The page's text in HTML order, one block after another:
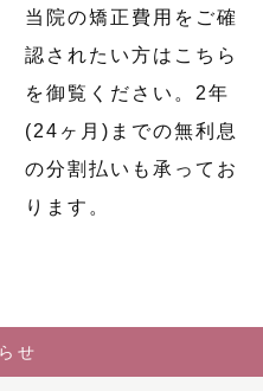
当院の矯正費用をご確
認されたい方はこちら
を御覧ください。2年
(24ヶ月)までの無利息
の分割払いも承ってお
ります。
せ